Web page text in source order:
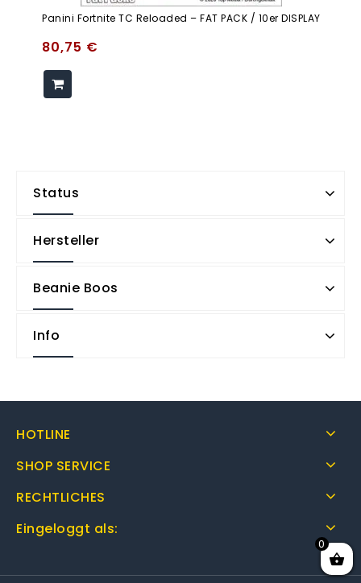
Panini Fortnite TC Reloaded – FAT PACK / 10er DISPLAY
80,75 €
Status
Hersteller
Beanie Boos
Info
HOTLINE
SHOP SERVICE
RECHTLICHES
Eingeloggt als:
0